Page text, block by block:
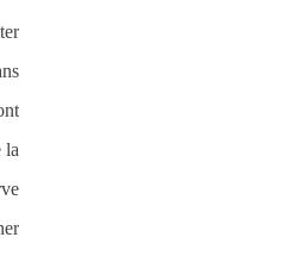
la